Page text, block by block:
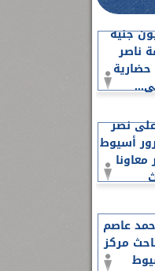
16 مليون جنيه
ناصر
حضارية
نصر
أسيوط
عاصم
مركز